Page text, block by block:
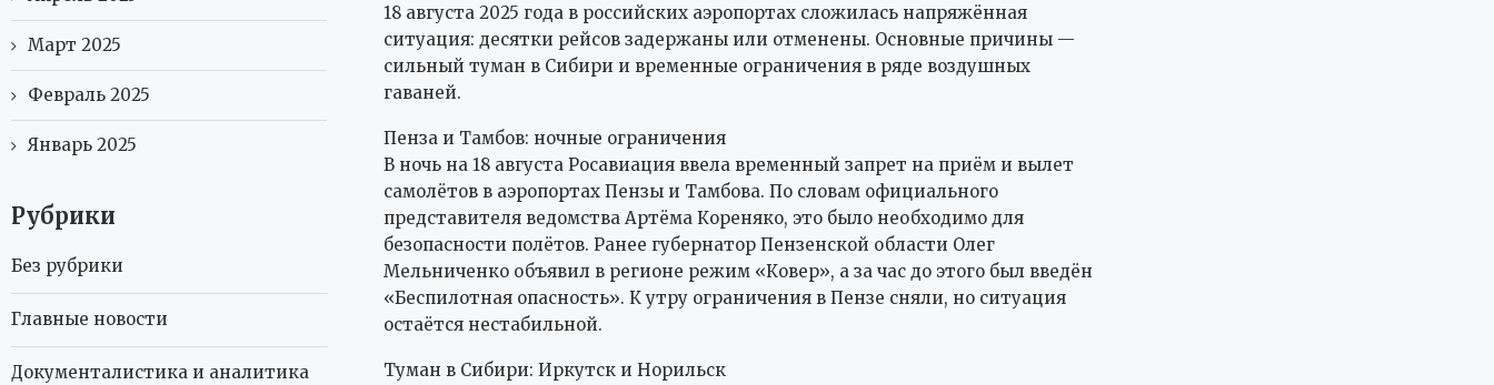
18 августа 2025 года в российских аэропортах сложилась напряжённая
ситуация: десятки рейсов задержаны или отменены. Основные причины —
сильный туман в Сибири и временные ограничения в ряде воздушных
гаваней.
Пенза и Тамбов: ночные ограничения
В ночь на 18 августа Росавиация ввела временный запрет на приём и вылет
самолётов в аэропортах Пензы и Тамбова. По словам официального
представителя ведомства Артёма Кореняко, это было необходимо для
безопасности полётов. Ранее губернатор Пензенской области Олег
Мельниченко объявил в регионе режим «Ковер», а за час до этого был введён
«Беспилотная опасность». К утру ограничения в Пензе сняли, но ситуация
остаётся нестабильной.
Туман в Сибири: Иркутск и Норильск
Март 2025
Февраль 2025
Январь 2025
Рубрики
Без рубрики
Главные новости
Документалистика и аналитика